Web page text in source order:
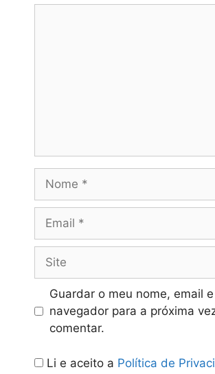
Nome
Email
Site
Guardar o meu nome, email
navegador para a próxima
comentar.
Li e aceito a Política de